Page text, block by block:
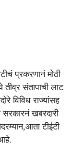
प्रकरणानं मोठी
तीव्र संतापाची लाट
विविध राज्यांसह
सरकारनं खबरदारी
टीईटी